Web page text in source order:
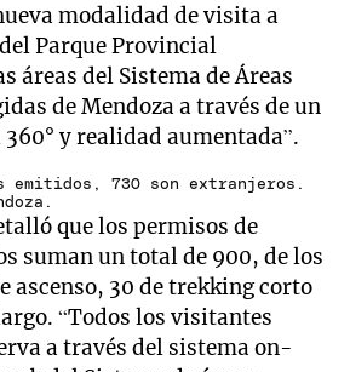
modalidad de visita a
Parque Provincial
áreas del Sistema de Áreas
de Mendoza a través de un
y realidad aumentada”.
emitidos, 730 son extranjeros.
que los permisos de
suman un total de 900, de los
ascenso, 30 de trekking corto
“Todos los visitantes
a través del sistema on-